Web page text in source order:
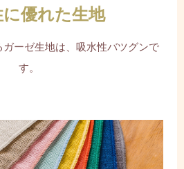
に優れた生地
ーゼ生地は、吸水性バツグンで
す。